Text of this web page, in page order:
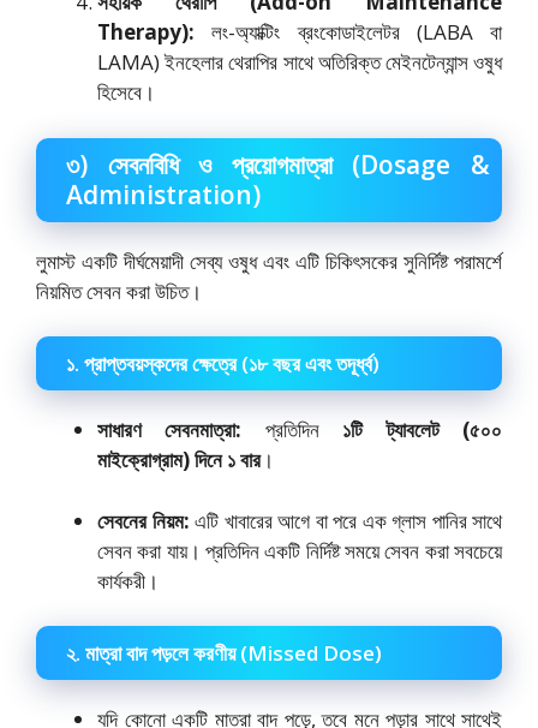
Therapy): লং-অ্যাক্টিং ব্রংকোডাইলেটর (LABA বা
LAMA) ইনহেলার থেরাপির সাথে অতিরিক্ত মেইনটেন্যান্স ওষুধ
হিসেবে।
৩) সেবনবিধি ও প্রয়োগমাত্রা (Dosage &
Administration)
লুমাস্ট একটি দীর্ঘমেয়াদী সেব্য ওষুধ এবং এটি চিকিৎসকের সুনির্দিষ্ট পরামর্শে
নিয়মিত সেবন করা উচিত।
১. প্রাপ্তবয়স্কদের ক্ষেত্রে (১৮ বছর এবং তদূর্ধ্ব)
সাধারণ সেবনমাত্রা: প্রতিদিন ১টি ট্যাবলেট (৫০০
মাইক্রোগ্রাম) দিনে ১ বার।
সেবনের নিয়ম: এটি খাবারের আগে বা পরে এক গ্লাস পানির সাথে
সেবন করা যায়। প্রতিদিন একটি নির্দিষ্ট সময়ে সেবন করা সবচেয়ে
কার্যকরী।
২. মাত্রা বাদ পড়লে করণীয় (Missed Dose)
যদি কোনো একটি মাত্রা বাদ পড়ে, তবে মনে পড়ার সাথে সাথেই